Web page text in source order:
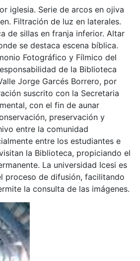
iglesia. Serie de arcos en ojiva
Filtración de luz en laterales.
de sillas en franja inferior. Altar
se destaca escena bíblica.
Fotográfico y Fílmico del
de la Biblioteca
Jorge Garcés Borrero, por
suscrito con la Secretaria
con el fin de aunar
preservación y
entre la comunidad
entre los estudiantes e
la Biblioteca, propiciando el
La universidad Icesi es
proceso de difusión, facilitando
la consulta de las imágenes.